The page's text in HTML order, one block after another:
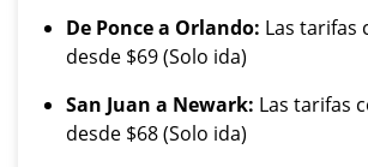
De Ponce a Orlando: Las tarifas
desde $69 (Solo ida)
San Juan a Newark: Las tarifas
desde $68 (Solo ida)